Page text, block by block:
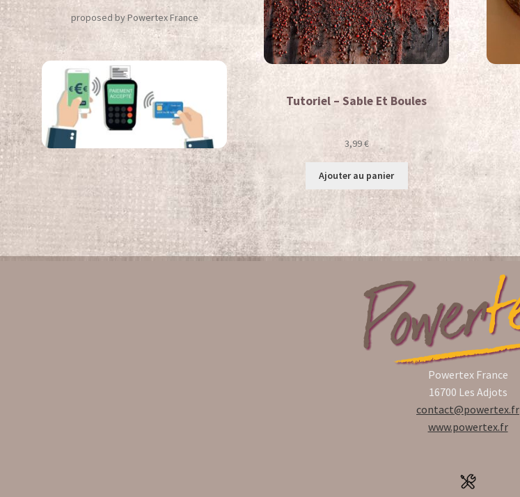
Tutoriel – Sable Et Boules
3,99€
Ajouter au panier
proposed by Powertex France
Powertex France
16700 Les Adjots
contact@powertex.fr
www.powertex.fr